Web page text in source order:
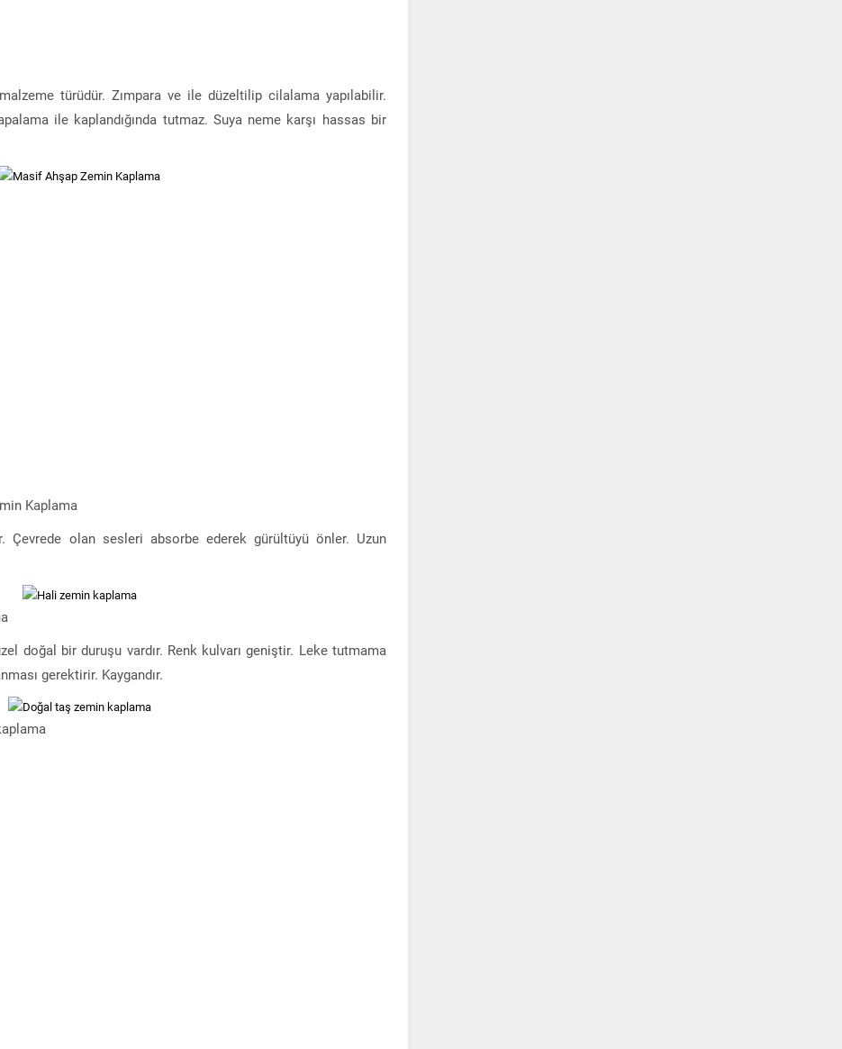
türüdür. Zımpara ve ile düzeltilip cilalama yapılabilir.
ile kaplandığında tutmaz. Suya neme karşı hassas bir
Kaplama
Çevrede olan sesleri absorbe ederek gürültüyü önler. Uzun
doğal bir duruşu vardır. Renk kulvarı geniştir. Leke tutmama
gerektirir. Kaygandır.